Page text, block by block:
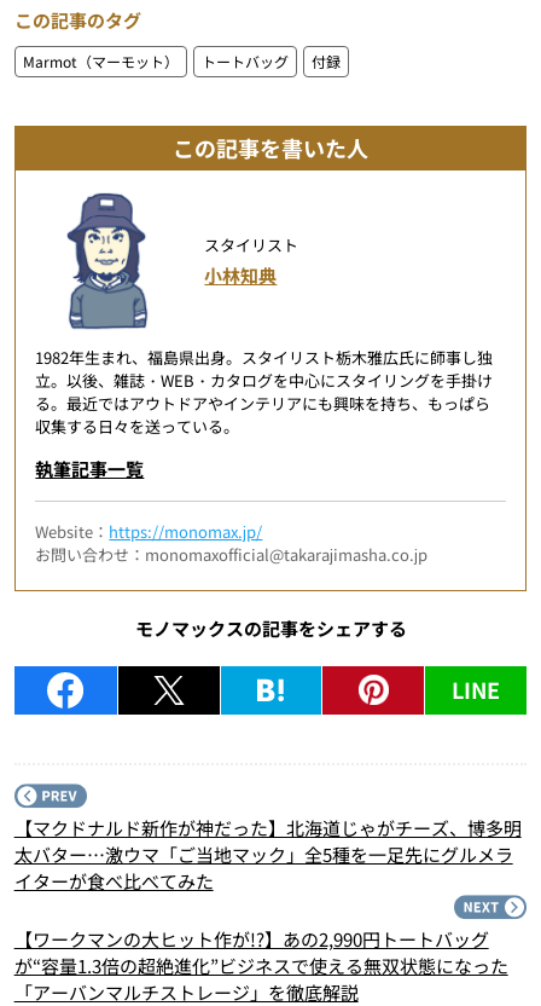
この記事のタグ
Marmot（マーモット） トートバッグ 付録
この記事を書いた人
スタイリスト
小林知典
1982年生まれ、福島県出身。スタイリスト栃木雅広氏に師事し独
立。以後、雑誌・WEB・カタログを中心にスタイリングを手掛け
る。最近ではアウトドアやインテリアにも興味を持ち、もっぱら
収集する日々を送っている。
執筆記事一覧
Website： https://monomax.jp/
お問い合わせ：monomaxofficial@takarajimasha.co.jp
モノマックスの記事をシェアする
LINE
【マクドナルド新作が神だった】北海道じゃがチーズ、博多明
太バター…激ウマ「ご当地マック」全5種を一足先にグルメラ
イターが食べ比べてみた
【ワークマンの大ヒット作が!?】あの2,990円トートバッグ
が“容量1.3倍の超絶進化”ビジネスで使える無双状態になった
「アーバンマルチストレージ」を徹底解説